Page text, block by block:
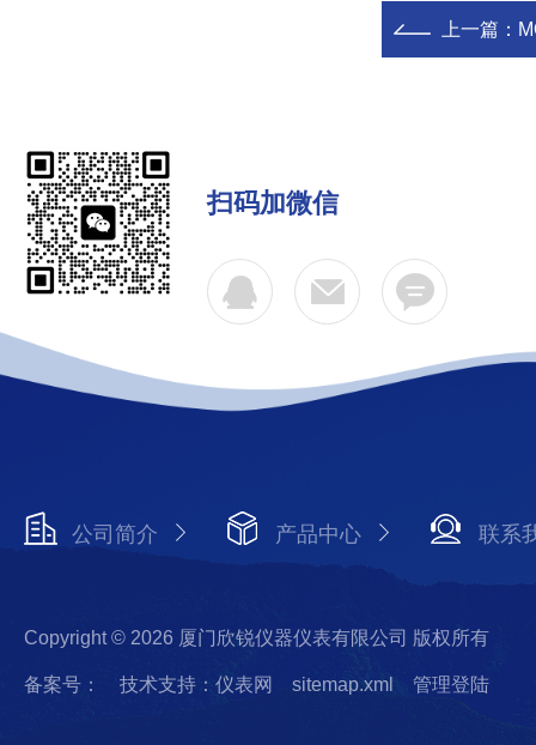
上一篇：
扫码加微信
公司简介 产品中心 联系
Copyright © 2026 厦门欣锐仪器仪表有限公司 版权所有
备案号： 技术支持：仪表网 sitemap.xml 管理登陆